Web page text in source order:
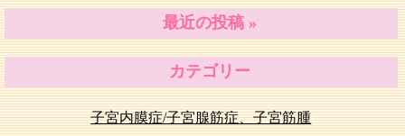
最近の投稿 »
カテゴリー
子宮内膜症/子宮腺筋症、子宮筋腫